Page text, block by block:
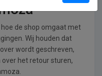
hoe de shop omgaat met
Wij houden dat
wordt geschreven,
het retour sturen,